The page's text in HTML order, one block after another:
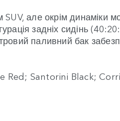
але окрім динаміки
задніх сидінь
паливний бак
Red; Santorini Black;